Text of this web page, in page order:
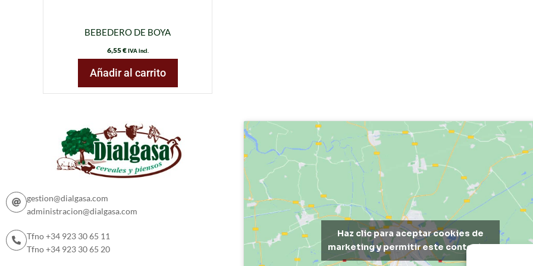
BEBEDERO DE BOYA
6,55€ IVA incl.
Añadir al carrito
gestion@dialgasa.com
administracion@dialgasa.com
Tfno +34 923 30 65 11
Tfno +34 923 30 65 20
Haz clic para aceptar cookies de
marketing y permitir este contenido